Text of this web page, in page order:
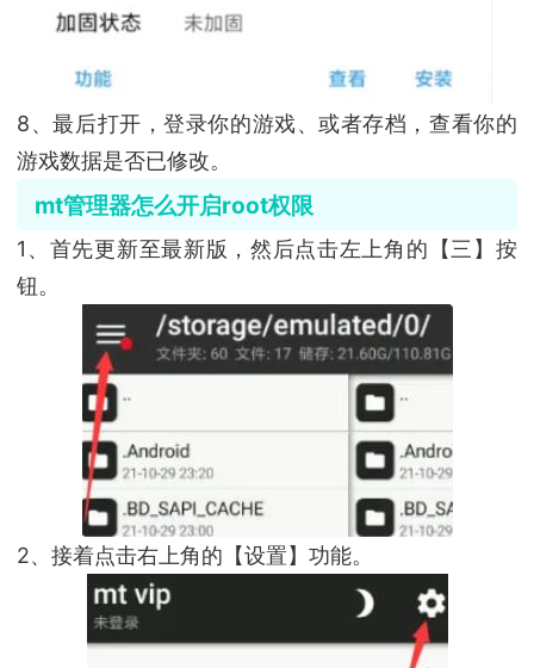
8、最后打开，登录你的游戏、或者存档，查看你的
游戏数据是否已修改。
mt管理器怎么开启root权限
1、首先更新至最新版，然后点击左上角的【三】按
钮。
2、接着点击右上角的【设置】功能。